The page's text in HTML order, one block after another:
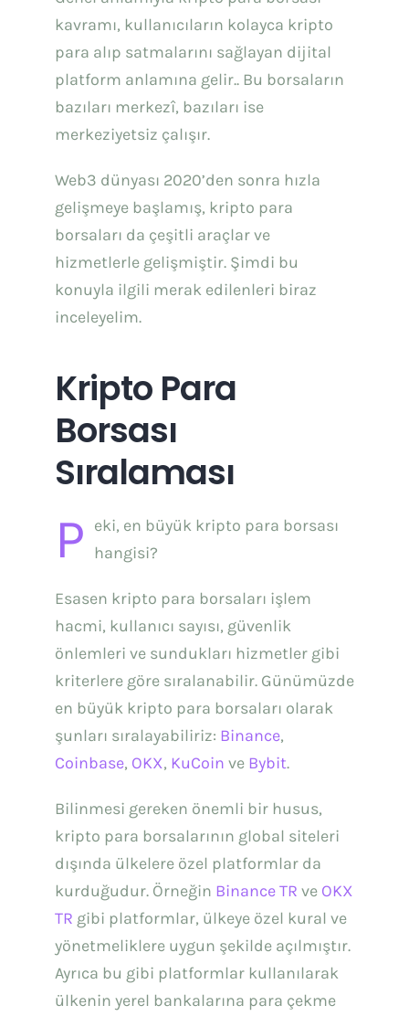
İletişim
Türkçe
kavramı, kullanıcıların kolayca kripto
para alıp satmalarını sağlayan dijital
platform anlamına gelir.. Bu borsaların
bazıları merkezî, bazıları ise
merkeziyetsiz çalışır.
Web3 dünyası 2020’den sonra hızla
gelişmeye başlamış, kripto para
borsaları da çeşitli araçlar ve
hizmetlerle gelişmiştir. Şimdi bu
konuyla ilgili merak edilenleri biraz
inceleyelim.
Kripto Para
Borsası
Sıralaması
P eki, en büyük kripto para borsası
hangisi?
Esasen kripto para borsaları işlem
hacmi, kullanıcı sayısı, güvenlik
önlemleri ve sundukları hizmetler gibi
kriterlere göre sıralanabilir. Günümüzde
en büyük kripto para borsaları olarak
şunları sıralayabiliriz: Binance,
Coinbase, OKX, KuCoin ve Bybit.
Bilinmesi gereken önemli bir husus,
kripto para borsalarının global siteleri
dışında ülkelere özel platformlar da
kurduğudur. Örneğin Binance TR ve OKX
TR gibi platformlar, ülkeye özel kural ve
yönetmeliklere uygun şekilde açılmıştır.
Ayrıca bu gibi platformlar kullanılarak
ülkenin yerel bankalarına para çekme